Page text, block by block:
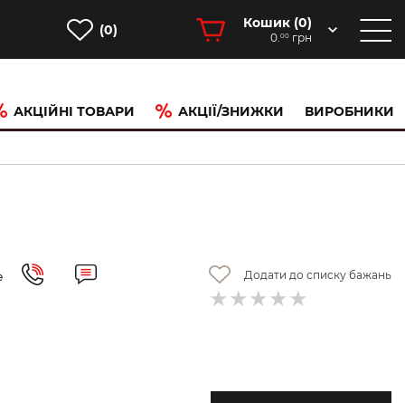
(0) Кошик (0)
0.00 грн
АКЦІЙНІ ТОВАРИ АКЦІЇ/ЗНИЖКИ ВИРОБНИКИ
Додати до списку бажань